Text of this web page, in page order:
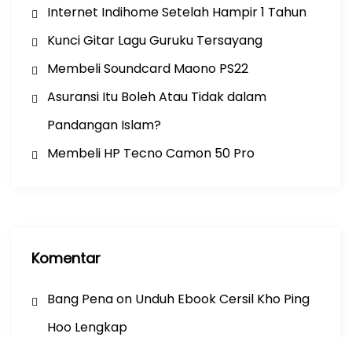
Internet Indihome Setelah Hampir 1 Tahun
Kunci Gitar Lagu Guruku Tersayang
Membeli Soundcard Maono PS22
Asuransi Itu Boleh Atau Tidak dalam
Pandangan Islam?
Membeli HP Tecno Camon 50 Pro
Komentar
Bang Penaon Unduh Ebook Cersil Kho Ping
Hoo Lengkap